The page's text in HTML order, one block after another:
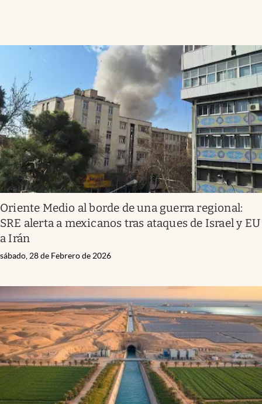
Oriente Medio al borde de una guerra regional:
SRE alerta a mexicanos tras ataques de Israel y EU
a Irán
sábado, 28 de Febrero de 2026